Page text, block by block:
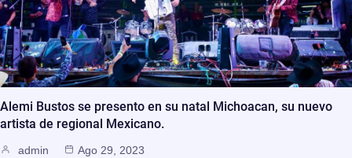
Alemi Bustos se presento en su natal Michoacan, su nuevo
artista de regional Mexicano.
admin Ago 29, 2023